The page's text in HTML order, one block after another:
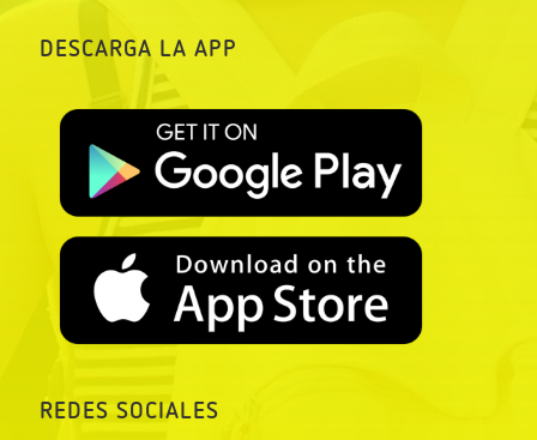
DESCARGA LA APP
REDES SOCIALES